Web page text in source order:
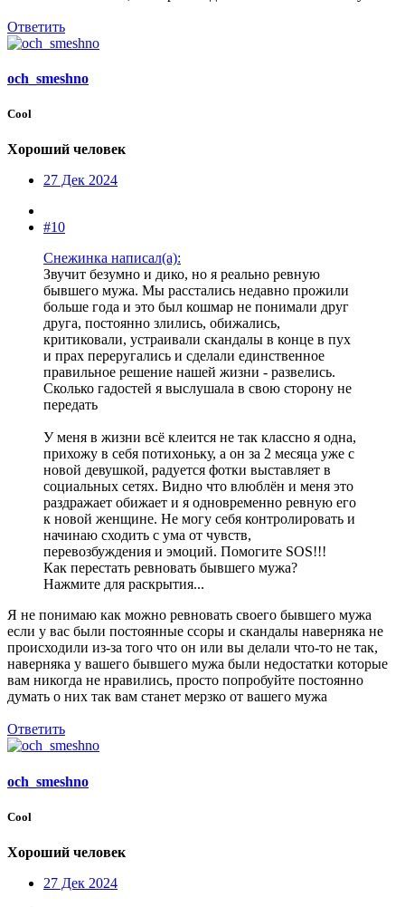
Ответить
och_smeshno
Cool
Хороший человек
27 Дек 2024
#10
Снежинка написал(а):
Звучит безумно и дико, но я реально ревную
бывшего мужа. Мы расстались недавно прожили
больше года и это был кошмар не понимали друг
друга, постоянно злились, обижались,
критиковали, устраивали скандалы в конце в пух
и прах переругались и сделали единственное
правильное решение нашей жизни - развелись.
Сколько гадостей я выслушала в свою сторону не
передать
У меня в жизни всё клеится не так классно я одна,
прихожу в себя потихоньку, а он за 2 месяца уже с
новой девушкой, радуется фотки выставляет в
социальных сетях. Видно что влюблён и меня это
раздражает обижает и я одновременно ревную его
к новой женщине. Не могу себя контролировать и
начинаю сходить с ума от чувств,
перевозбуждения и эмоций. Помогите SOS!!!
Как перестать ревновать бывшего мужа?
Нажмите для раскрытия...
Я не понимаю как можно ревновать своего бывшего мужа
если у вас были постоянные ссоры и скандалы наверняка не
происходили из-за того что он или вы делали что-то не так,
наверняка у вашего бывшего мужа были недостатки которые
вам никогда не нравились, просто попробуйте постоянно
думать о них так вам станет мерзко от вашего мужа
Ответить
och_smeshno
Cool
Хороший человек
27 Дек 2024